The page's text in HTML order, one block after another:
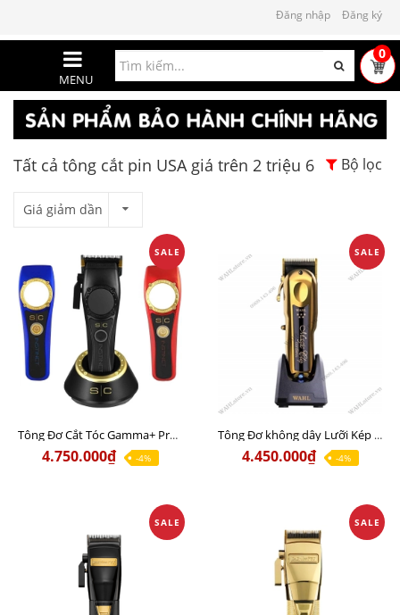
Đăng nhập Đăng ký
MENU
0
Tất cả tông cắt pin USA giá trên 2 triệu 6 Bộ lọc
Giá giảm dần
SALE
Tông Đơ Cắt Tóc Gamma+ Pro SC Instinct Động cơ từ tính cao cấp Italia
4.750.000₫ -4%
SALE
Tông Đơ không dây Lưỡi Kép Wahl Magic Gold Chính Hãng USA
4.450.000₫ -4%
SALE SALE